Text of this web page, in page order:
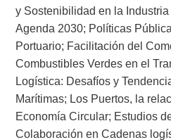
y Sostenibilidad en la
Agenda 2030; Políticas
Portuario; Facilitación del
Combustibles Verdes en el
Logística: Desafíos y
Marítimas; Los Puertos, la
Economía Circular; Estudios
Colaboración en Cadenas